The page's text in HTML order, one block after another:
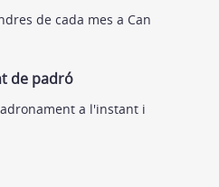
de cada mes a Can
de padró
a l'instant i